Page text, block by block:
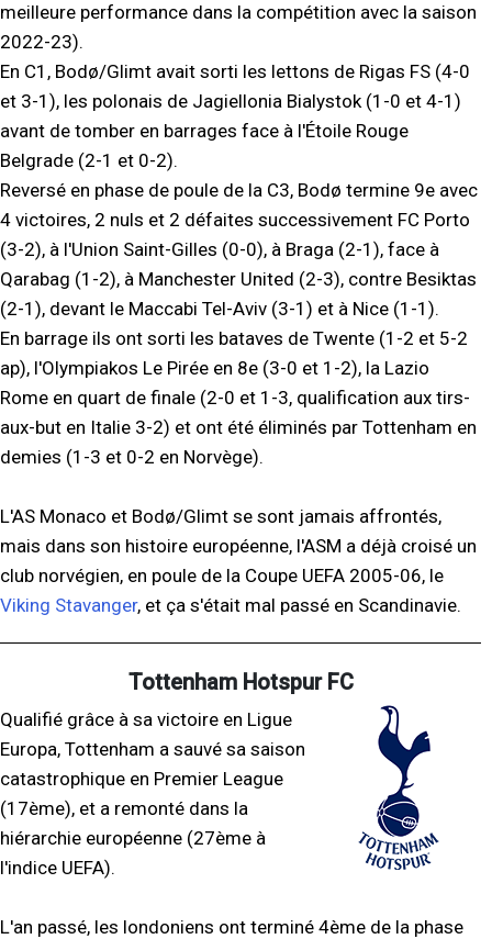
meilleure performance dans la compétition avec la saison
2022-23).
En C1, Bodø/Glimt avait sorti les lettons de Rigas FS (4-0
et 3-1), les polonais de Jagiellonia Bialystok (1-0 et 4-1)
avant de tomber en barrages face à l'Étoile Rouge
Belgrade (2-1 et 0-2).
Reversé en phase de poule de la C3, Bodø termine 9e avec
4 victoires, 2 nuls et 2 défaites successivement FC Porto
(3-2), à l'Union Saint-Gilles (0-0), à Braga (2-1), face à
Qarabag (1-2), à Manchester United (2-3), contre Besiktas
(2-1), devant le Maccabi Tel-Aviv (3-1) et à Nice (1-1).
En barrage ils ont sorti les bataves de Twente (1-2 et 5-2
ap), l'Olympiakos Le Pirée en 8e (3-0 et 1-2), la Lazio
Rome en quart de finale (2-0 et 1-3, qualification aux tirs-
aux-but en Italie 3-2) et ont été éliminés par Tottenham en
demies (1-3 et 0-2 en Norvège).
L'AS Monaco et Bodø/Glimt se sont jamais affrontés,
mais dans son histoire européenne, l'ASM a déjà croisé un
club norvégien, en poule de la Coupe UEFA 2005-06, le
Viking Stavanger, et ça s'était mal passé en Scandinavie.
Tottenham Hotspur FC
Qualifié grâce à sa victoire en Ligue
Europa, Tottenham a sauvé sa saison
catastrophique en Premier League
(17ème), et a remonté dans la
hiérarchie européenne (27ème à
l'indice UEFA).
L'an passé, les londoniens ont terminé 4ème de la phase